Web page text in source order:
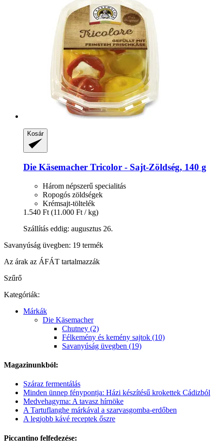
Kosár
Die Käsemacher Tricolor -​ Sajt-​Zöldség, 140 g
Három népszerű specialitás
Ropogós zöldségek
Krémsajt-töltelék
1.540 Ft (11.000 Ft / kg)
Szállítás eddig: augusztus 26.
Savanyúság üvegben: 19 termék
Az árak az ÁFÁT tartalmazzák
Szűrő
Kategóriák:
Márkák
Die Käsemacher
Chutney (2)
Félkemény és kemény sajtok (10)
Savanyúság üvegben (19)
Magazinunkból:
Száraz fermentálás
Minden ünnep fénypontja: Házi készítésű krokettek Cádizból
Medvehagyma: A tavasz hírnöke
A Tartuflanghe márkával a szarvasgomba-erdőben
A legjobb kávé receptek őszre
Piccantino felfedezése: